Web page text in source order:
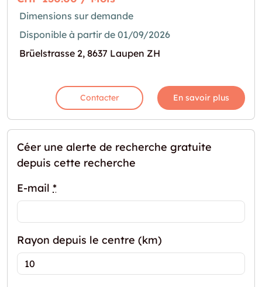
Dimensions sur demande
Disponible à partir de 01/09/2026
Brüelstrasse 2, 8637 Laupen ZH
Contacter En savoir plus
Céer une alerte de recherche gratuite
depuis cette recherche
E-mail *
Rayon depuis le centre (km)